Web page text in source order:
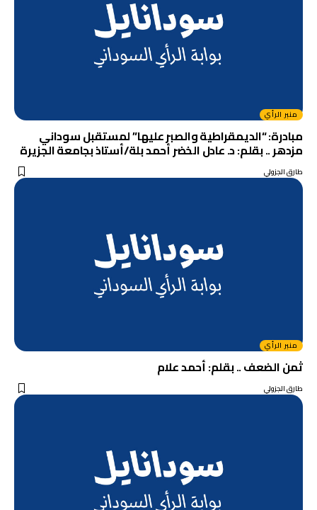
منبر الرأي
مبادرة: “الديمقراطية والصبر عليها” لمستقبل سوداني
مزدهر .. بقلم: د. عادل الخضر أحمد بلة/أستاذ بجامعة الجزيرة
طارق الجزولي
منبر الرأي
ثمن الضعف .. بقلم: أحمد علام
طارق الجزولي